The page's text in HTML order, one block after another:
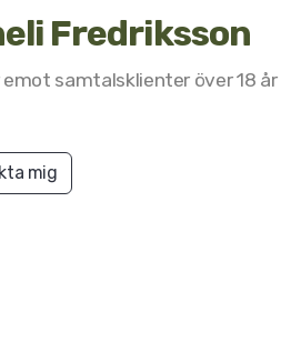
Fredriksson
samtalsklienter över 18 år
mig